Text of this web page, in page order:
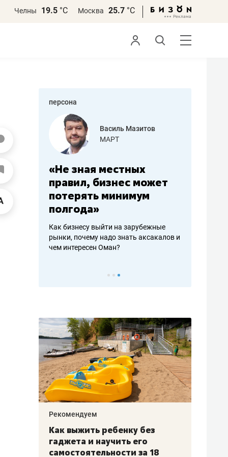
Челны 19.5 °С Москва 25.7 °С
персона
работа
Василь Мазитов
МАРТ
«Не зная местных
правил, бизнес может
потерять минимум
полгода»
Как бизнесу выйти на зарубежные
рынки, почему надо знать аксакалов и
чем интересен Оман?
–
Рекомендуем
Как выжить ребенку без
гаджета и научить его
самостоятельности за 18